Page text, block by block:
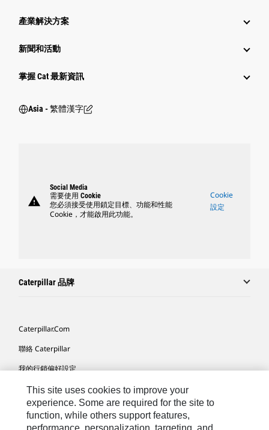
產業解決方案
新聞和活動
掌握 Cat 最新資訊
Asia - 繁體漢字
warning
Social Media
需要使用 Cookie
您必須接受使用鎖定目標、功能和性能
Cookie，才能啟用此功能。
Cookie
設定
Caterpillar 品牌
Caterpillar.com
聯絡 Caterpillar
我的行銷偏好設定
網站地圖
Cookie Settings
法律
This site uses cookies to improve your
experience. Some are required for the site to
function, while others support features,
performance, personalization, targeting, and